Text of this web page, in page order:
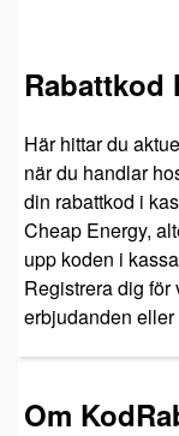
Rabattkod
Här hittar du
när du handlar
din rabattkod i
Cheap Energy,
upp koden i
Registrera dig för
erbjudanden eller
Om